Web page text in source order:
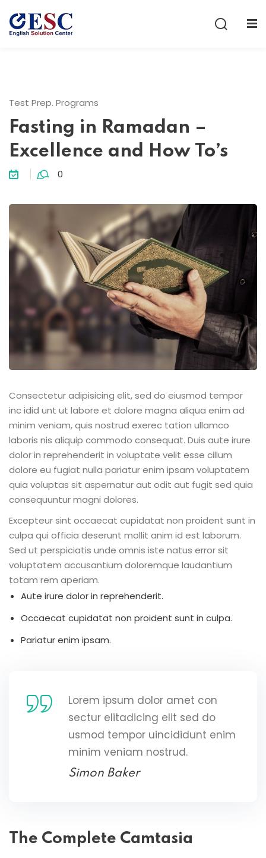
Test Prep. Programs
Fasting in Ramadan –
Excellence and How To’s
0
Consectetur adipisicing elit, sed do eiusmod tempor
inc idid unt ut labore et dolore magna aliqua enim ad
minim veniam, quis nostrud exerec tation ullamco
laboris nis aliquip commodo consequat. Duis aute irure
dolor in reprehenderit in voluptate velit esse cillum
dolore eu fugiat nulla pariatur enim ipsam voluptatem
quia voluptas sit aspernatur aut odit aut fugit sed quia
consequuntur magni dolores.
Excepteur sint occaecat cupidatat non proident sunt in
culpa qui officia deserunt mollit anim id est laborum.
Sed ut perspiciatis unde omnis iste natus error sit
voluptatem accusantium doloremque laudantium
totam rem aperiam.
Aute irure dolor in reprehenderit.
Occaecat cupidatat non proident sunt in culpa.
Pariatur enim ipsam.
Lorem ipsum dolor amet con
sectur elitadicing elit sed do
usmod tempor uincididunt enim
minim veniam nostrud.
Simon Baker
The Complete Camtasia
Remember me Lost your password?